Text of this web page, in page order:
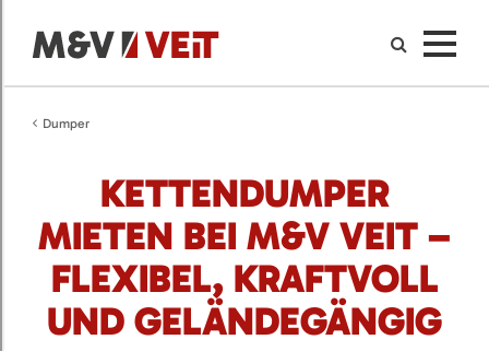
Dumper
KETTENDUMPER
MIETEN BEI M&V VEIT –
FLEXIBEL, KRAFTVOLL
UND GELÄNDEGÄNGIG